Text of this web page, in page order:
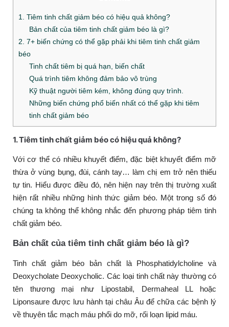
1. Tiêm tinh chất giảm béo có hiệu quả không?
Bản chất của tiêm tinh chất giảm béo là gì?
2. 7+ biến chứng có thể gặp phải khi tiêm tinh chất giảm
béo
Tinh chất tiêm bị quá hạn, biến chất
Quá trình tiêm không đảm bảo vô trùng
Kỹ thuật người tiêm kém, không đúng quy trình.
Những biến chứng phổ biến nhất có thể gặp khi tiêm
tinh chất giảm béo
1. Tiêm tinh chất giảm béo có hiệu quả không?
Với cơ thể có nhiều khuyết điểm, đặc biệt khuyết điểm mỡ
thừa ở vùng bụng, đùi, cánh tay… làm chị em trở nên thiếu
tự tin. Hiểu được điều đó, nên hiện nay trên thị trường xuất
hiện rất nhiều những hình thức giảm béo. Một trong số đó
chúng ta không thể không nhắc đến phương pháp tiêm tinh
chất giảm béo.
Bản chất của tiêm tinh chất giảm béo là gì?
Tinh chất giảm béo bản chất là Phosphatidylcholine và
Deoxycholate Deoxycholic. Các loại tinh chất này thường có
tên thương mại như Lipostabil, Dermaheal LL hoặc
Liponsaure được lưu hành tại châu Âu để chữa các bệnh lý
về thuyên tắc mạch máu phổi do mỡ, rối loạn lipid máu.